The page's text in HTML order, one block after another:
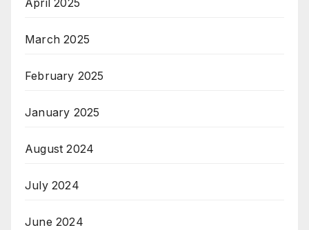
April 2025
March 2025
February 2025
January 2025
August 2024
July 2024
June 2024